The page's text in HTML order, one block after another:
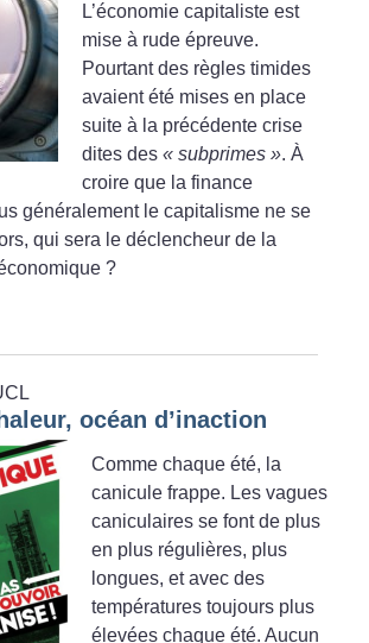
L’économie capitaliste est
mise à rude épreuve.
Pourtant des règles timides
avaient été mises en place
suite à la précédente crise
dites des« subprimes ». À
croire que la finance
généralement le capitalisme ne se
qui sera le déclencheur de la
?
océan d’inaction
Comme chaque été, la
canicule frappe. Les vagues
caniculaires se font de plus
en plus régulières, plus
longues, et avec des
températures toujours plus
élevées chaque été. Aucun